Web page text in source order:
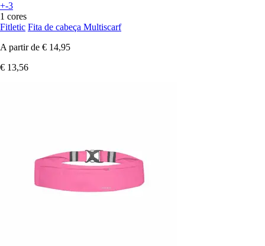
+-3
1 cores
Fitletic Fita de cabeça Multiscarf
A partir de € 14,95
€ 13,56